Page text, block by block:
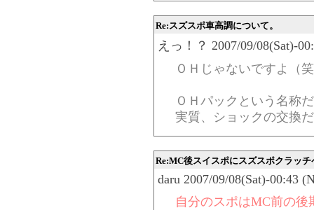
Re:スズスポ車高調について。
えっ！？ 2007/09/08(Sat)-
ＯＨじゃないですよ（
ＯＨパックという名称
実質、ショックの交換
Re:MC後スイスポにスズスポクラッチ
daru 2007/09/08(Sat)-00:43
自分のスポはMC前の